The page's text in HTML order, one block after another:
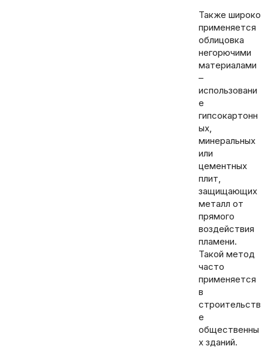
Также широко
применяется
облицовка
негорючими
материалами
–
использовани
е
гипсокартонн
ых,
минеральных
или
цементных
плит,
защищающих
металл от
прямого
воздействия
пламени.
Такой метод
часто
применяется
в
строительств
е
общественны
х зданий.